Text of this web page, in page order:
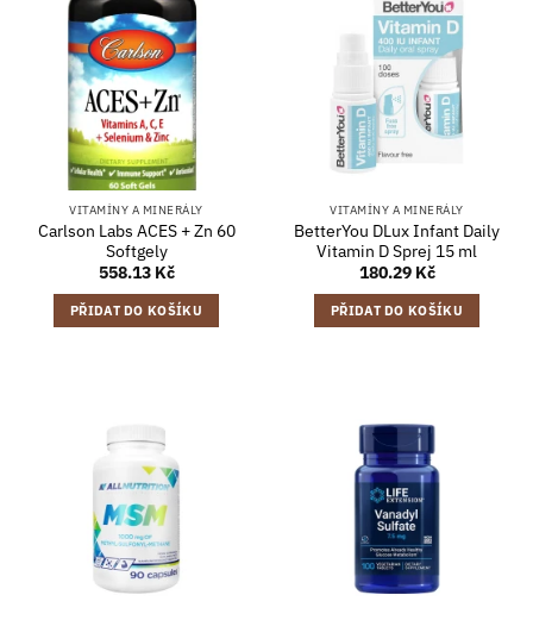
VITAMÍNY A MINERÁLY
Carlson Labs ACES + Zn 60
Softgely
558.13 Kč
PŘIDAT DO KOŠÍKU
VITAMÍNY A MINERÁLY
BetterYou DLux Infant Daily
Vitamin D Sprej 15 ml
180.29 Kč
PŘIDAT DO KOŠÍKU